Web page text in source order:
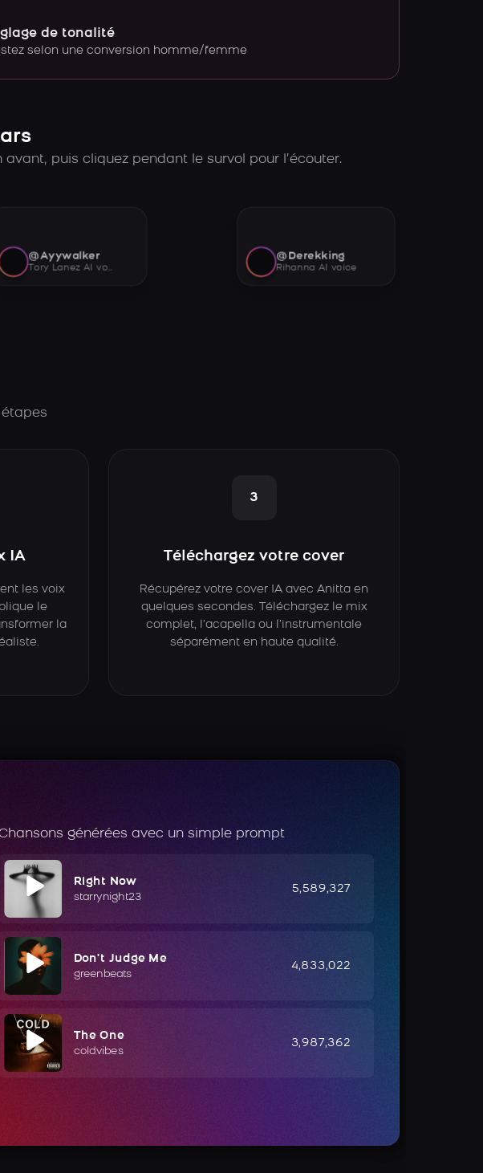
de tonalité
selon une conversion homme/femme
puis cliquez pendant le survol pour l’écouter.
@Ayywalker
Tory Lanez AI voice
@Derekking
Rihanna AI voice
IA
les voix
le
la
3
Téléchargez votre cover
Récupérez votre cover IA avec Anitta en
quelques secondes. Téléchargez le mix
complet, l’acapella ou l’instrumentale
séparément en haute qualité.
générées avec un simple prompt
Right Now
starrynight23
5,589,327
Don't Judge Me
greenbeats
4,833,022
The One
coldvibes
3,987,362